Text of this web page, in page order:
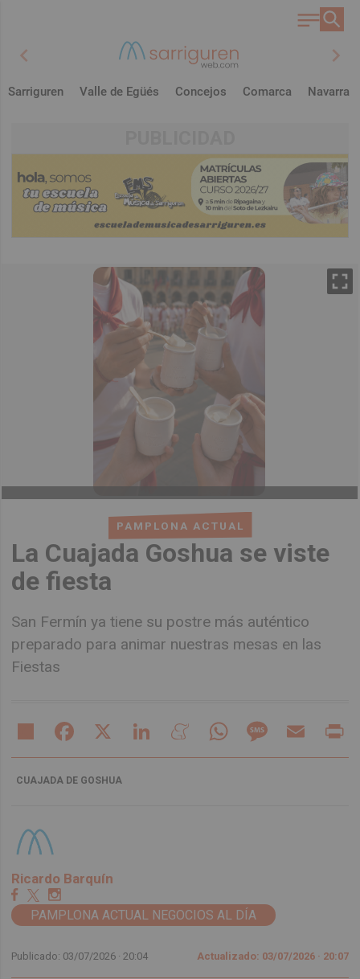
chevron_left chevron_right
Sarriguren Valle de Egüés Concejos Comarca Navarra
PAMPLONA ACTUAL
La Cuajada Goshua se viste
de fiesta
San Fermín ya tiene su postre más auténtico
preparado para animar nuestras mesas en las
Fiestas
Share Facebook LinkedIn MeneameWhatsAppMessageEmail
CUAJADA DE GOSHUA
Ricardo Barquín
PAMPLONA ACTUAL NEGOCIOS AL DÍA
Publicado: 03/07/2026 ·20:04 Actualizado: 03/07/2026 · 20:07